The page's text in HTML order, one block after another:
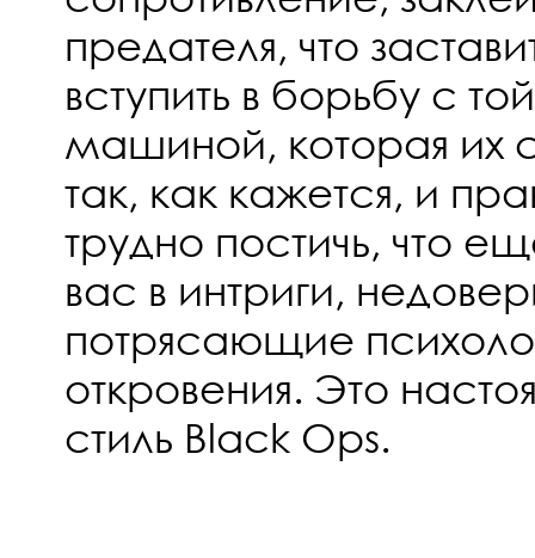
предателя, что
вступить в борьбу с
машиной, которая их
так, как кажется, и
трудно постичь, что
вас в интриги,
потрясающие
откровения. Это
стиль Black Ops.